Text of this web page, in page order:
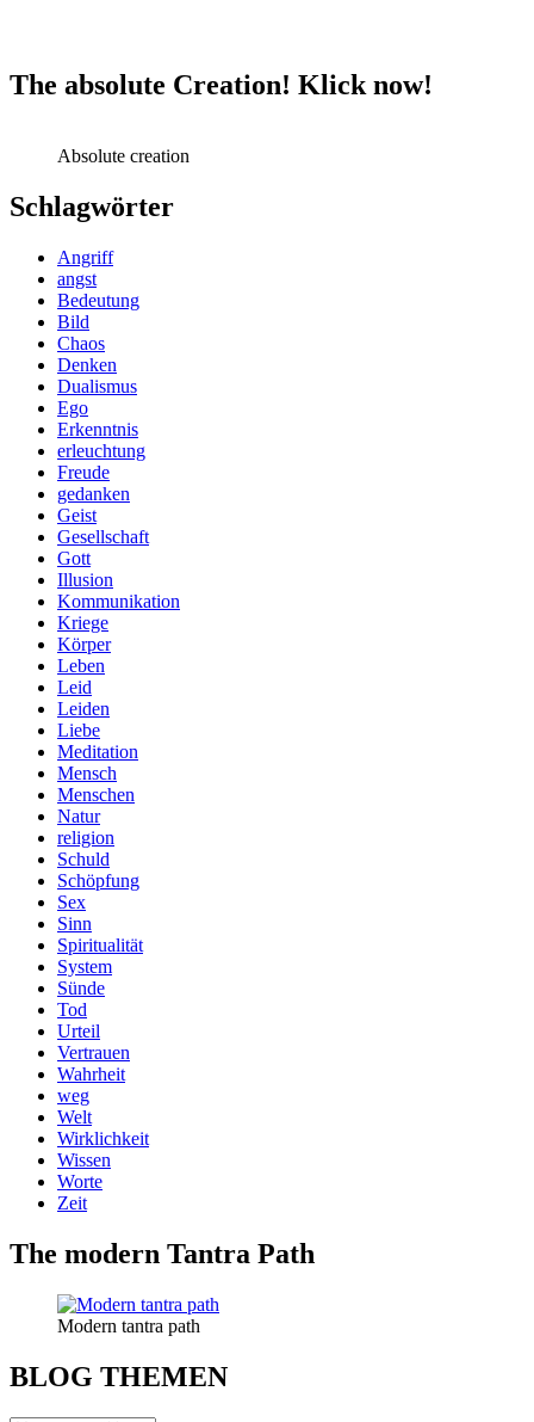
The absolute Creation! Klick now!
Absolute creation
Schlagwörter
Angriff
angst
Bedeutung
Bild
Chaos
Denken
Dualismus
Ego
Erkenntnis
erleuchtung
Freude
gedanken
Geist
Gesellschaft
Gott
Illusion
Kommunikation
Kriege
Körper
Leben
Leid
Leiden
Liebe
Meditation
Mensch
Menschen
Natur
religion
Schuld
Schöpfung
Sex
Sinn
Spiritualität
System
Sünde
Tod
Urteil
Vertrauen
Wahrheit
weg
Welt
Wirklichkeit
Wissen
Worte
Zeit
The modern Tantra Path
Modern tantra path
BLOG THEMEN